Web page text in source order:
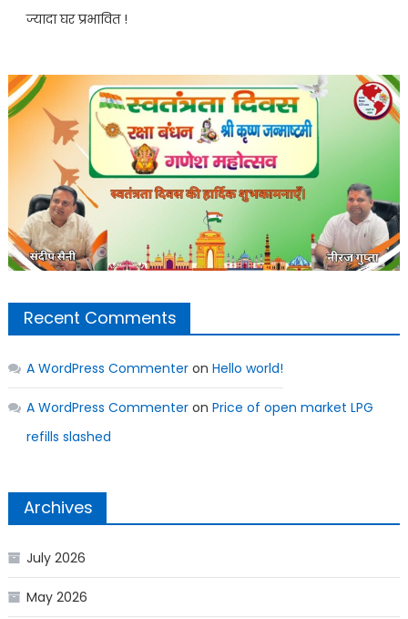
ज्यादा घर प्रभावित !
Recent Comments
A WordPress Commenteron Hello world!
A WordPress Commenteron Price of open market LPG
refills slashed
Archives
July 2026
May 2026